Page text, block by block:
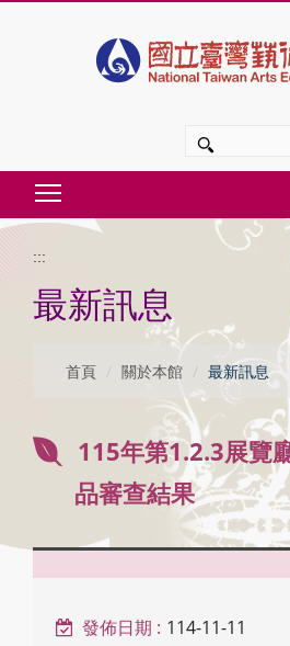
容
區
塊
:::
最新訊息
首頁 關於本館 最新訊息
115年第1.2.3展覽
品審查結果
發佈日期 : 114-11-11